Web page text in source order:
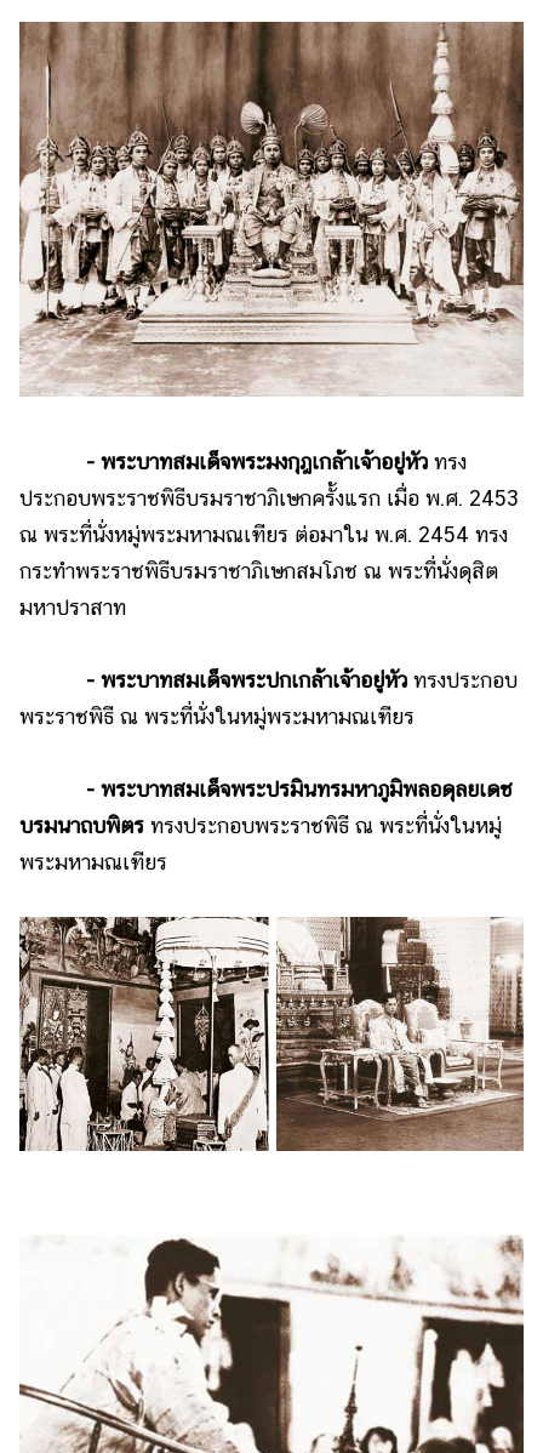
- พระบาทสมเด็จพระมงกุฎเกล้าเจ้าอยู่หัว ทรง
ประกอบพระราชพิธีบรมราชาภิเษกครั้งแรก เมื่อ พ.ศ. 2453
ณ พระที่นั่งหมู่พระมหามณเฑียร ต่อมาใน พ.ศ. 2454 ทรง
กระทำพระราชพิธีบรมราชาภิเษกสมโภช ณ พระที่นั่งดุสิต
มหาปราสาท
- พระบาทสมเด็จพระปกเกล้าเจ้าอยู่หัว ทรงประกอบ
พระราชพิธี ณ พระที่นั่งในหมู่พระมหามณเฑียร
- พระบาทสมเด็จพระปรมินทรมหาภูมิพลอดุลยเดช
บรมนาถบพิตร ทรงประกอบพระราชพิธี ณ พระที่นั่งในหมู่
พระมหามณเฑียร